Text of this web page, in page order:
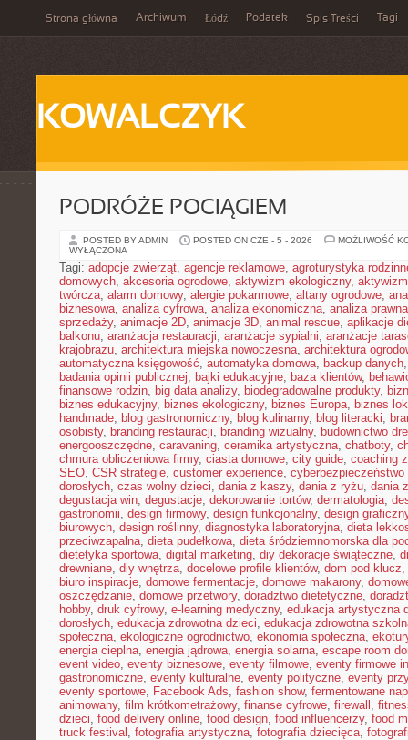
Strona główna Archiwum Łódź Podatek Spis Treści Tagi
KOWALCZYK
PODRÓŻE POCIĄGIEM
POSTED BY ADMIN POSTED ON CZE - 5 - 2026
MOŻLIWOŚĆ
WYŁĄCZONA
Tagi: adopcje zwierząt, agencje reklamowe, agroturystyka
domowych, akcesoria ogrodowe, aktywizm ekologiczny,
twórcza, alarm domowy, alergie pokarmowe, altany ogrodowe,
biznesowa, analiza cyfrowa, analiza ekonomiczna, analiza
sprzedaży, animacje 2D, animacje 3D, animal rescue, aplikacje
balkonu, aranżacja restauracji, aranżacje sypialni, aranżacje
krajobrazu, architektura miejska nowoczesna, architektura
automatyczna księgowość, automatyka domowa, backup danych
badania opinii publicznej, bajki edukacyjne, baza klientów,
finansowe rodzin, big data analizy, biodegradowalne produkty,
biznes edukacyjny, biznes ekologiczny, biznes Europa, biznes
handmade, blog gastronomiczny, blog kulinarny, blog literacki,
osobisty, branding restauracji, branding wizualny, budownictwo
energooszczędne, caravaning, ceramika artystyczna, chatboty,
chmura obliczeniowa firmy, ciasta domowe, city guide, coaching
SEO, CSR strategie, customer experience, cyberbezpieczeństwo
dorosłych, czas wolny dzieci, dania z kaszy, dania z ryżu, dania
degustacja win, degustacje, dekorowanie tortów, dermatologia,
gastronomii, design firmowy, design funkcjonalny, design
biurowych, design roślinny, diagnostyka laboratoryjna, dieta
przeciwzapalna, dieta pudełkowa, dieta śródziemnomorska dla
dietetyka sportowa, digital marketing, diy dekoracje świąteczne,
drewniane, diy wnętrza, docelowe profile klientów, dom pod klucz,
biuro inspiracje, domowe fermentacje, domowe makarony,
oszczędzanie, domowe przetwory, doradztwo dietetyczne,
hobby, druk cyfrowy, e-learning medyczny, edukacja artystyczna
dorosłych, edukacja zdrowotna dzieci, edukacja zdrowotna
społeczna, ekologiczne ogrodnictwo, ekonomia społeczna,
energia cieplna, energia jądrowa, energia solarna, escape room
event video, eventy biznesowe, eventy filmowe, eventy firmowe
gastronomiczne, eventy kulturalne, eventy polityczne, eventy
eventy sportowe, Facebook Ads, fashion show, fermentowane
animowany, film krótkometrażowy, finanse cyfrowe, firewall ,
dzieci, food delivery online, food design, food influencerzy, food
truck festival , fotografia artystyczna, fotografia dziecięca,